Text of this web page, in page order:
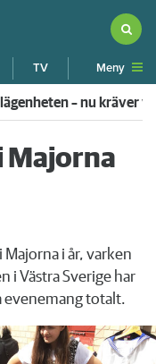
TV Meny
– nu kräver
Majorna
i år, varken
i Västra Sverige har
evenemang totalt.